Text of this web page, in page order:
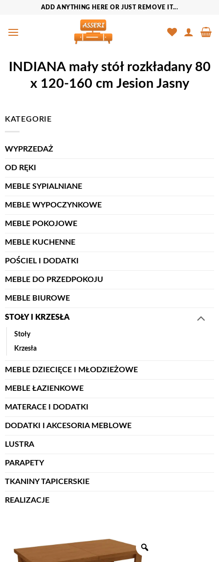
zawartości
ADD ANYTHING HERE OR JUST REMOVE IT...
INDIANA mały stół rozkładany 80
x 120-160 cm Jesion Jasny
KATEGORIE
WYPRZEDAŻ
OD RĘKI
MEBLE SYPIALNIANE
MEBLE WYPOCZYNKOWE
MEBLE POKOJOWE
MEBLE KUCHENNE
POŚCIEL I DODATKI
MEBLE DO PRZEDPOKOJU
MEBLE BIUROWE
STOŁY I KRZESŁA
Stoły
Krzesła
MEBLE DZIECIĘCE I MŁODZIEŻOWE
MEBLE ŁAZIENKOWE
MATERACE I DODATKI
DODATKI I AKCESORIA MEBLOWE
LUSTRA
PARAPETY
TKANINY TAPICERSKIE
REALIZACJE